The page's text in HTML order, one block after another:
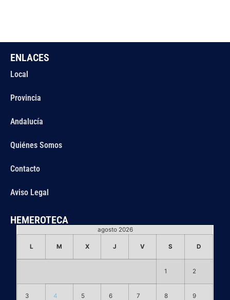
ENLACES
Local
Provincia
Andalucía
Quiénes Somos
Contacto
Aviso Legal
HEMEROTECA
agosto 2026
L M X J V S D
1 2
3 4 5 6 7 8 9